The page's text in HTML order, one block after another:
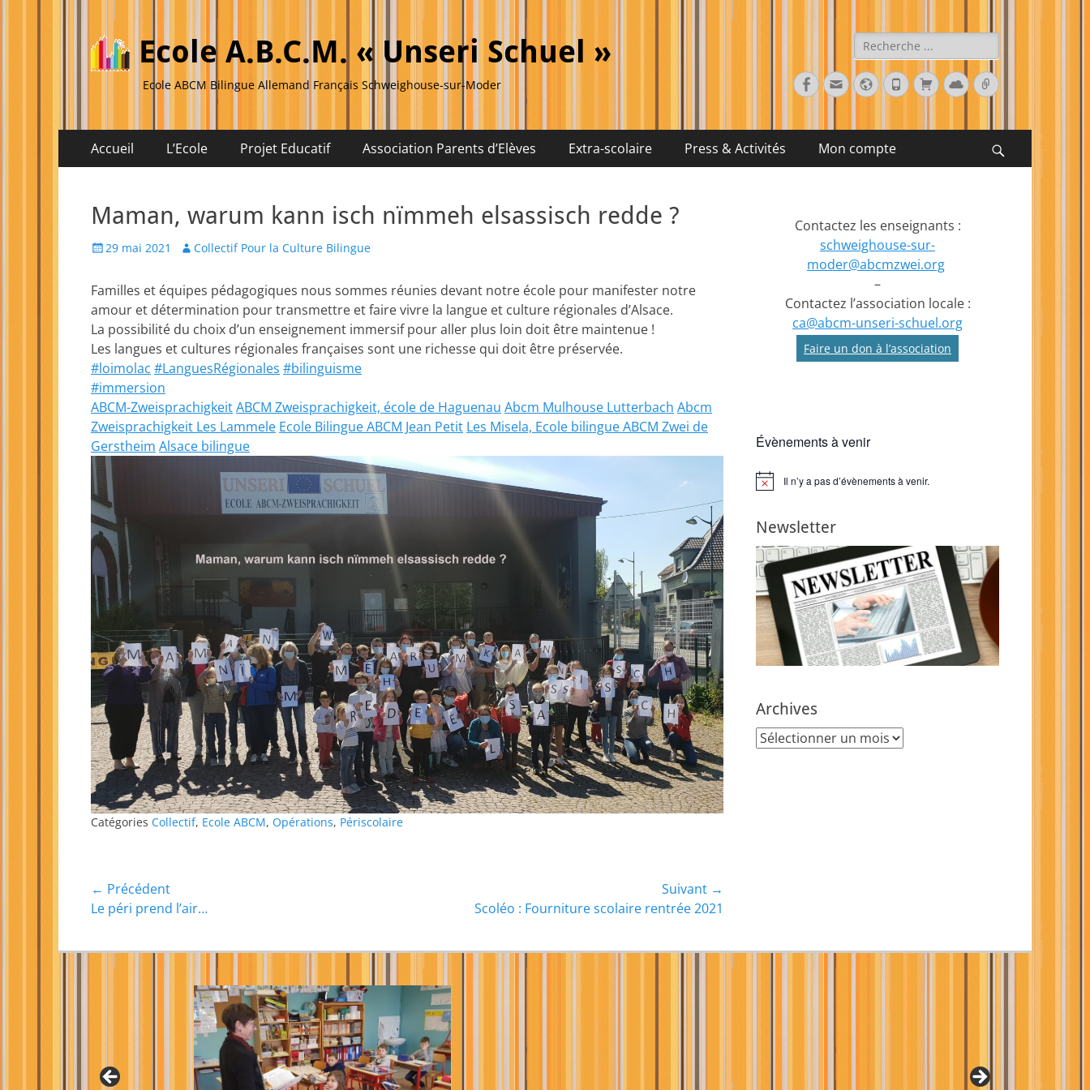
Ecole A.B.C.M. « Unseri Schuel »
Ecole ABCM Bilingue Allemand Français Schweighouse-sur-Moder
Rechercher :
Facebook
E-
mail
Site
web
Tél PanierCloudLien
Menu
principal
Accueil L’Ecole Projet Educatif Association Parents d’Elèves Extra-scolaire Press & Activités Mon compte Recherche
secondaire
contenu
Maman, warum kann isch nïmmeh elsassisch redde ?
Posted
29 mai 2021 Author
Collectif Pour la Culture Bilingue
Familles et équipes pédagogiques nous sommes réunies devant notre école pour manifester notre
amour et détermination pour transmettre et faire vivre la langue et culture régionales d’Alsace.
La possibilité du choix d’un enseignement immersif pour aller plus loin doit être maintenue !
Les langues et cultures régionales françaises sont une richesse qui doit être préservée.
#loimolac #LanguesRégionales #bilinguisme
#immersion
ABCM-ZweisprachigkeitABCM Zweisprachigkeit, école de Haguenau Abcm Mulhouse Lutterbach Abcm
Zweisprachigkeit Les Lammele Ecole Bilingue ABCM Jean Petit Les Misela, Ecole bilingue ABCM Zwei de
Gerstheim Alsace bilingue
Catégories Collectif, Ecole ABCM, Opérations, Périscolaire
Navigation
de
l’article
← Précédent
Article
Le péri prend l’air…
Suivant →
Scoléo : Fourniture scolaire rentrée 2021
Contactez les enseignants :
schweighouse-sur-
moder@abcmzwei.org
–
Contactez l’association locale :
ca@abcm-unseri-schuel.org
Faire un don à l’association
Évènements à venir
Notice Il n’y a pas d’évènements à venir.
Newsletter
Archives
Archives